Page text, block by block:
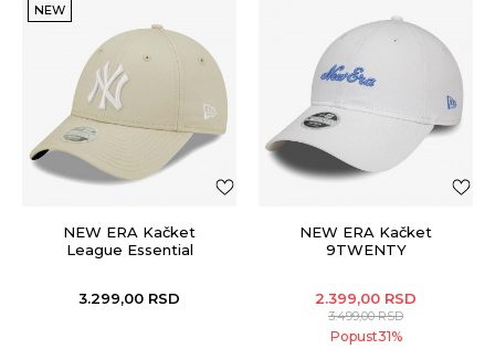
NEW
NEW ERA Kačket
League Essential
3.299,00 RSD
NEW ERA Kačket
9TWENTY
2.399,00 RSD
3.499,00RSD
Popust31%